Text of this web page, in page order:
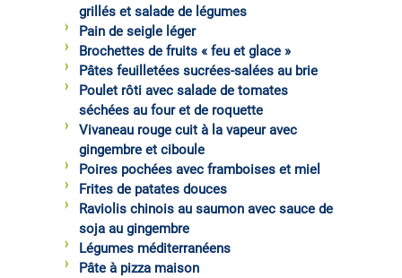
grillés et salade de légumes
Pain de seigle léger
Brochettes de fruits « feu et glace »
Pâtes feuilletées sucrées-salées au brie
Poulet rôti avec salade de tomates
séchées au four et de roquette
Vivaneau rouge cuit à la vapeur avec
gingembre et ciboule
Poires pochées avec framboises et miel
Frites de patates douces
Raviolis chinois au saumon avec sauce de
soja au gingembre
Légumes méditerranéens
Pâte à pizza maison